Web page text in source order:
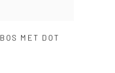
BOS MET DOT